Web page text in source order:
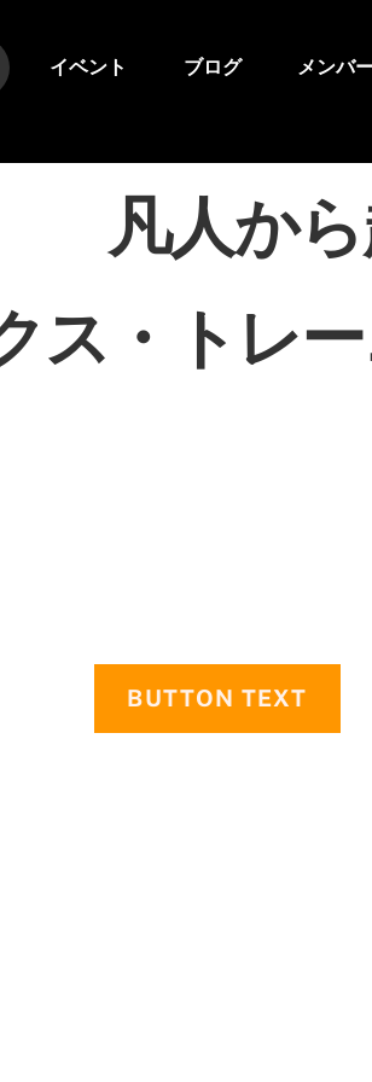
イベント ブログ メンバ
凡人か
ス・トレ
BUTTON TEXT
Top